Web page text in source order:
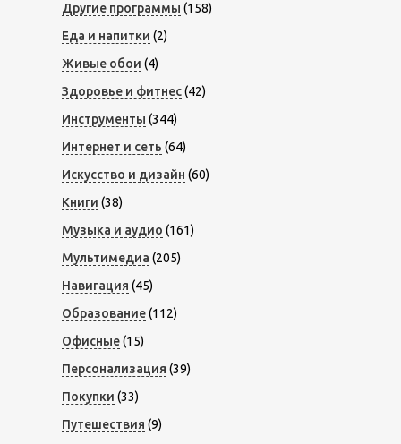
Другие программы (158)
Еда и напитки (2)
Живые обои (4)
Здоровье и фитнес(42)
Инструменты (344)
Интернет и сеть (64)
Искусство и дизайн (60)
Книги (38)
Музыка и аудио (161)
Мультимедиа (205)
Навигация (45)
Образование(112)
Офисные(15)
Персонализация (39)
Покупки (33)
Путешествия (9)